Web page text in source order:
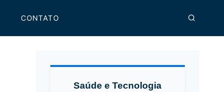
CONTATO
Saúde e Tecnologia